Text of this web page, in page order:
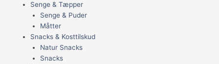
Senge & Tæpper
Senge & Puder
Måtter
Snacks & Kosttilskud
Natur Snacks
Snacks